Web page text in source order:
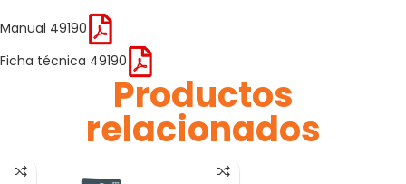
Manual 49190
Ficha técnica 49190
Productos
relacionados